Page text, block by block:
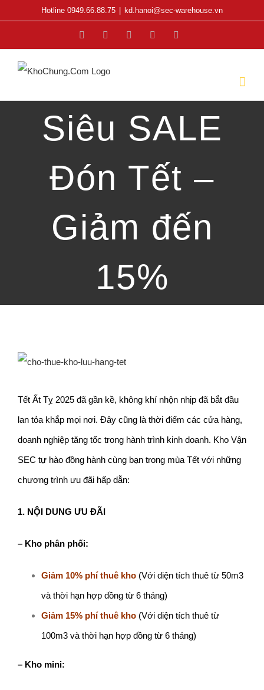
content
Hotline 0949.66.88.75 kd.hanoi@sec-warehouse.vn
Facebook YouTube
Siêu SALE
Đón Tết –
Giảm đến
15%
View
Image
Tết Ất Tỵ 2025 đã gần kề, không khí nhộn nhịp đã bắt đầu
lan tỏa khắp mọi nơi. Đây cũng là thời điểm các cửa hàng,
doanh nghiệp tăng tốc trong hành trình kinh doanh. Kho Vận
SEC tự hào đồng hành cùng bạn trong mùa Tết với những
chương trình ưu đãi hấp dẫn:
1. NỘI DUNG ƯU ĐÃI
– Kho phân phối:
Giảm 10% phí thuê kho (Với diện tích thuê từ 50m3
và thời hạn hợp đồng từ 6 tháng)
Giảm 15% phí thuê kho (Với diện tích thuê từ
100m3 và thời hạn hợp đồng từ 6 tháng)
– Kho mini: